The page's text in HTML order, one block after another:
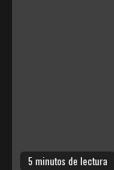
5 minutos de lectura